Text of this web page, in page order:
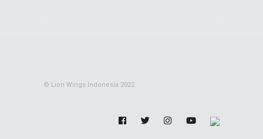
© Lion Wings Indonesia 2022